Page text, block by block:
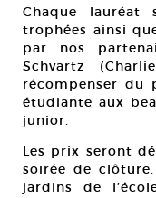
Chaque
trophées ainsi
par nos
Schvartz
récompenser du
étudiante aux
junior.
Les prix seront
soirée de
jardins de